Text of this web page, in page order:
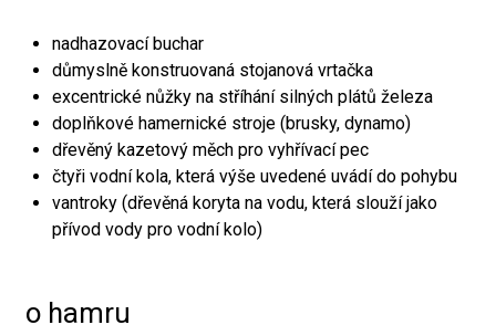
nadhazovací buchar
důmyslně konstruovaná stojanová vrtačka
excentrické nůžky na stříhání silných plátů železa
doplňkové hamernické stroje (brusky, dynamo)
dřevěný kazetový měch pro vyhřívací pec
čtyři vodní kola, která výše uvedené uvádí do pohybu
vantroky (dřevěná koryta na vodu, která slouží jako
přívod vody pro vodní kolo)
o hamru